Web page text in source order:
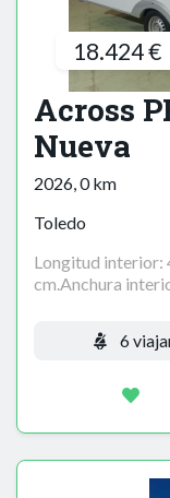
18.424 €
Across
Nueva
2026, 0 km
Toledo
Longitud interior:
cm.Anchura
6